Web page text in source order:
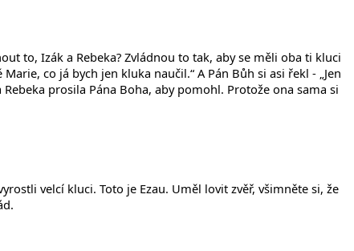
to, Izák a Rebeka? Zvládnou to tak, aby se měli oba ti kluci
co já bych jen kluka naučil.“ A Pán Bůh si asi řekl - „Jen
prosila Pána Boha, aby pomohl. Protože ona sama si
velcí kluci. Toto je Ezau. Uměl lovit zvěř, všimněte si, že